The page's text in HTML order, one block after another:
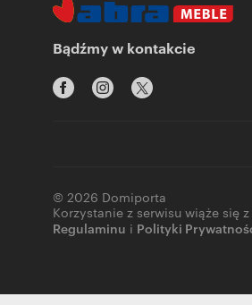
Bądźmy w kontakcie
© 2026 Domiporta
Korzystanie z serwisu wiąże się
Regulaminu i Polityki